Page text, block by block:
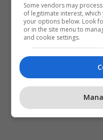
Ed Sheeran
Some vendors may
of legitimate interest,
your options below. Look
or in the site menu to
and cookie settings.